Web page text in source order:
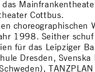
das
Cottbus.
choreographischen
1998. Seither
für das Leipziger
Dresden,